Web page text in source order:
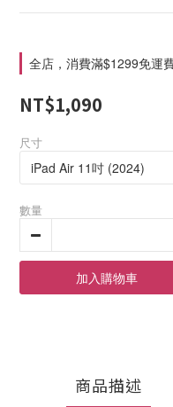
全店，消費滿$1299免運
NT$1,090
尺寸
數量
加入購物車
商品描述